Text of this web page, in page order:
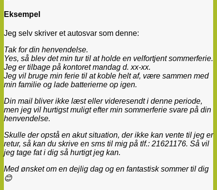
Eksempel
Jeg selv skriver et autosvar som denne:
Tak for din henvendelse.
Yes, så blev det min tur til at holde en velfortjent sommerferie.
Jeg er tilbage på kontoret mandag d. xx-xx.
Jeg vil bruge min ferie til at koble helt af, være sammen med
min familie og lade batterierne op igen.
Din mail bliver ikke læst eller videresendt i denne periode,
men jeg vil hurtigst muligt efter min sommerferie svare på din
henvendelse.
Skulle der opstå en akut situation, der ikke kan vente til jeg er
retur, så kan du skrive en sms til mig på tlf.: 21621176. Så vil
jeg tage fat i dig så hurtigt jeg kan.
Med ønsket om en dejlig dag og en fantastisk sommer til dig
😊